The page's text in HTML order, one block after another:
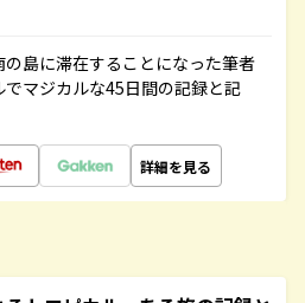
島に滞在することになった筆者
マジカルな45日間の記録と記
詳細を見る